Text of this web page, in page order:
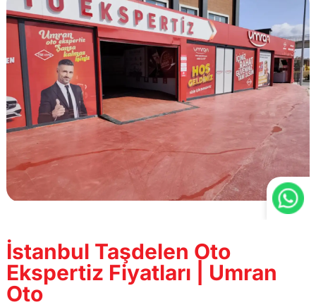
İstanbul Taşdelen Oto
Ekspertiz Fiyatları | Umran
Oto